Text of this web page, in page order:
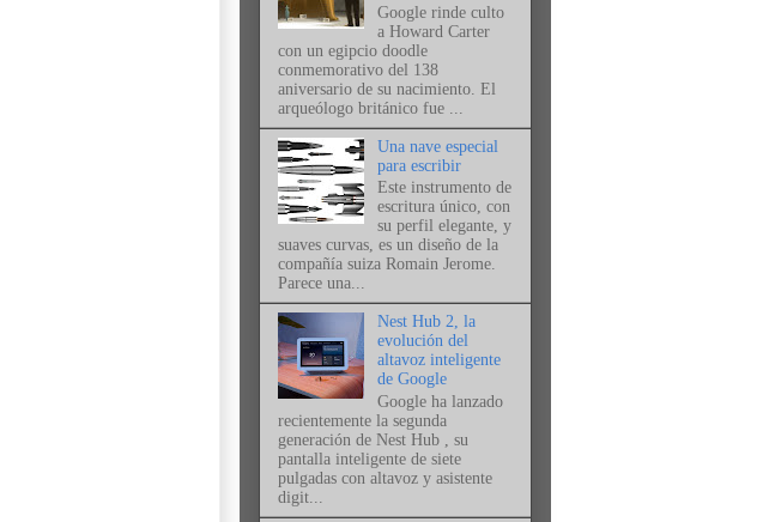
Google rinde culto
a Howard Carter
con un egipcio doodle
conmemorativo del 138
aniversario de su nacimiento. El
arqueólogo británico fue ...
Una nave especial
para escribir
Este instrumento de
escritura único, con
su perfil elegante, y
suaves curvas, es un diseño de la
compañía suiza Romain Jerome.
Parece una...
Nest Hub 2, la
evolución del
altavoz inteligente
de Google
Google ha lanzado
recientemente la segunda
generación de Nest Hub , su
pantalla inteligente de siete
pulgadas con altavoz y asistente
digit...